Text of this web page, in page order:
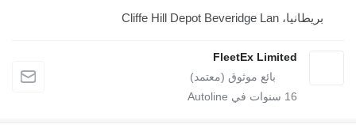
بريطانيا، Cliffe Hill Depot Beveridge Lan
FleetEx Limited
16 سنوات في Autoline